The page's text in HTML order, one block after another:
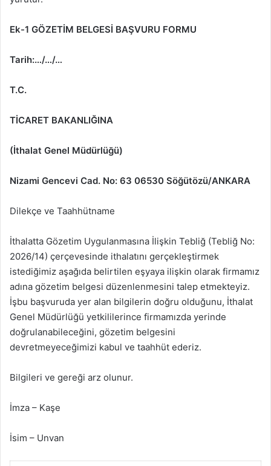
Ek-1 GÖZETİM BELGESİ BAŞVURU FORMU
Tarih:…/…/…
T.C.
TİCARET BAKANLIĞINA
(İthalat Genel Müdürlüğü)
Nizami Gencevi Cad. No: 63 06530 Söğütözü/ANKARA
Dilekçe ve Taahhütname
İthalatta Gözetim Uygulanmasına İlişkin Tebliğ (Tebliğ No:
2026/14) çerçevesinde ithalatını gerçekleştirmek
istediğimiz aşağıda belirtilen eşyaya ilişkin olarak firmamız
adına gözetim belgesi düzenlenmesini talep etmekteyiz.
İşbu başvuruda yer alan bilgilerin doğru olduğunu, İthalat
Genel Müdürlüğü yetkililerince firmamızda yerinde
doğrulanabileceğini, gözetim belgesini
devretmeyeceğimizi kabul ve taahhüt ederiz.
Bilgileri ve gereği arz olunur.
İmza – Kaşe
İsim – Unvan